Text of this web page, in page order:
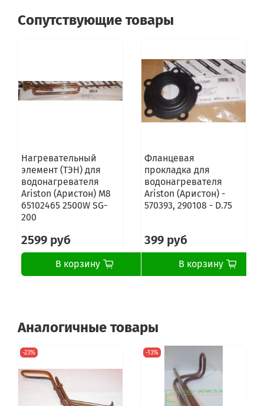
Сопутствующие товары
Нагревательный
элемент (ТЭН) для
водонагревателя
Ariston (Аристон) M8
65102465 2500W SG-
200
2599 руб
В корзину
Фланцевая
прокладка для
водонагревателя
Ariston (Аристон) -
570393, 290108 - D.75
399 руб
В корзину
Аналогичные товары
-23% -13%